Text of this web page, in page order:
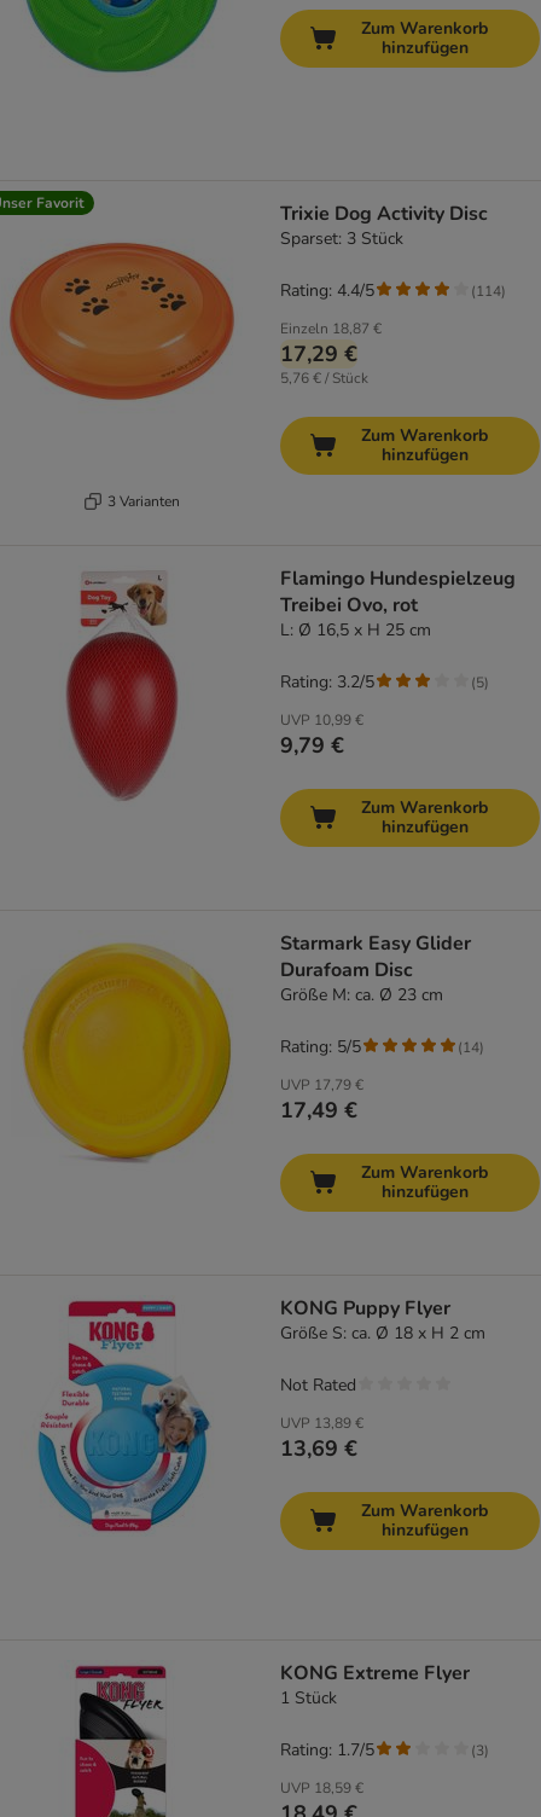
Zum Warenkorb
hinzufügen
Favorit
3 Varianten
Trixie Dog Activity Disc
Sparset: 3 Stück
Einzeln 18,87 €
17,29 €
5,76 € / Stück
Rating: 4.4/5 (114)
Zum Warenkorb
hinzufügen
Flamingo Hundespielzeug
Treibei Ovo, rot
L: Ø 16,5 x H 25 cm
UVP 10,99 €
9,79 €
Rating: 3.2/5 (5)
Zum Warenkorb
hinzufügen
Starmark Easy Glider
Durafoam Disc
Größe M: ca. Ø 23 cm
UVP 17,79 €
17,49 €
Rating: 5/5 (14)
Zum Warenkorb
hinzufügen
KONG Puppy Flyer
Größe S: ca. Ø 18 x H 2 cm
UVP 13,89 €
13,69 €
Not Rated
Zum Warenkorb
hinzufügen
KONG Extreme Flyer
1 Stück
UVP 18,59 €
Rating: 1.7/5 (3)